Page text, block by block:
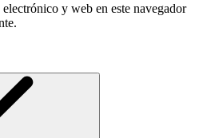
y web en este navegador